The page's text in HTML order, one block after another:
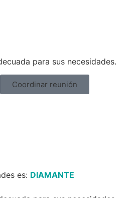
para sus necesidades.
Coordinar reunión
es: DIAMANTE